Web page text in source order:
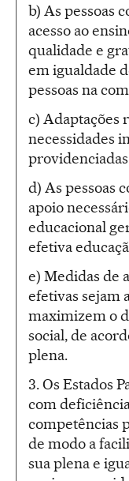
b) As pessoas
acesso ao
qualidade e
em igualdade
pessoas na
c) Adaptações
necessidades
d) As pessoas
apoio
educacional
efetiva
e) Medidas de
efetivas sejam
maximizem o
social, de
plena.
3. Os Estados
com
competências
de modo a
sua plena e